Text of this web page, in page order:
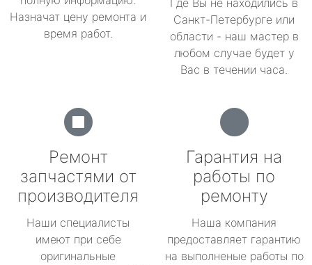
Назначат цену ремонта и
время работ.
Где Вы не находились в
Санкт-Петербурге или
области - наш мастер в
любом случае будет у
Вас в течении часа.
Ремонт
запчастями от
производителя
Наши специалисты
имеют при себе
оригинальные
Гарантия на
работы по
ремонту
Наша компания
предоставляет гарантию
на выполненые работы по